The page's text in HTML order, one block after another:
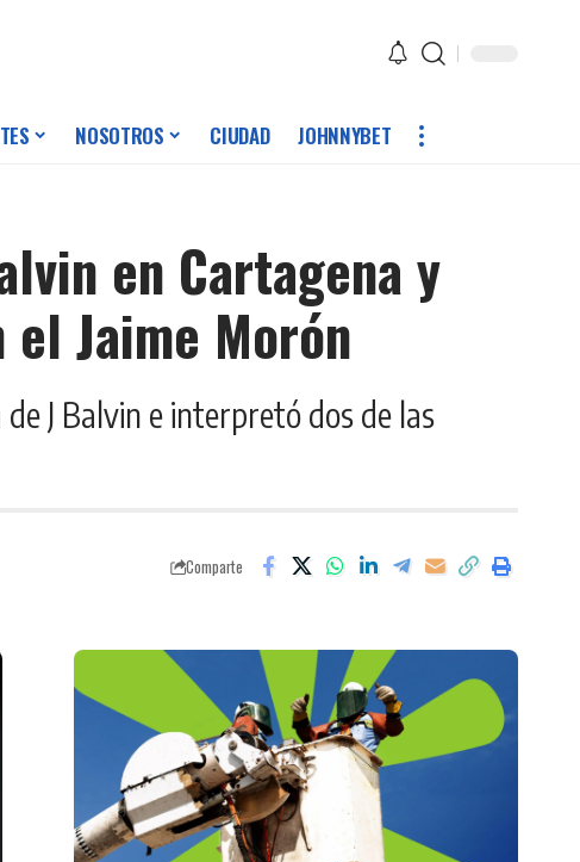
NOSOTROS CIUDAD JOHNNYBET
en Cartagena y
Jaime Morón
J Balvin e interpretó dos de las
Comparte